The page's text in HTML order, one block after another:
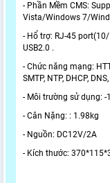
- Phần Mềm CMS:
Vista/Windows 7/
- Hổ trợ: RJ-45
USB2.0 .
- Chức năng mạng:
SMTP, NTP, DHCP,
- Môi trường sử dụng: -
- Cân Nặng: : 1.98kg
- Nguồn: DC12V/2A
- Kích thước: